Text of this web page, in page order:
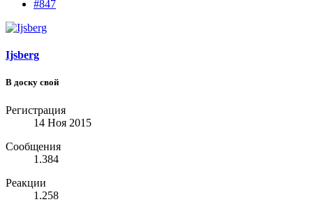
#847
Ijsberg
В доску свой
Регистрация
14 Ноя 2015
Сообщения
1.384
Реакции
1.258